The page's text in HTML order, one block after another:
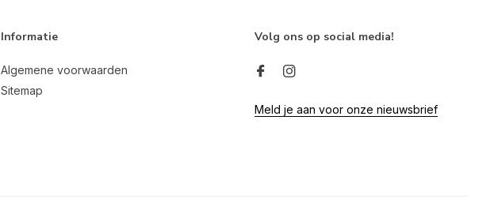
Informatie
Algemene voorwaarden
Sitemap
Volg ons op social media!
Meld je aan voor onze nieuwsbrief